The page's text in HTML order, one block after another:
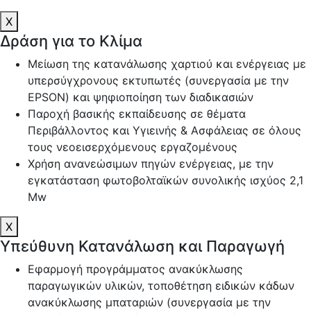
X
Δράση για το Κλίμα
Μείωση της κατανάλωσης χαρτιού και ενέργειας με
υπερσύγχρονους εκτυπωτές (συνεργασία με την
EPSON) και ψηφιοποίηση των διαδικασιών
Παροχή βασικής εκπαίδευσης σε θέματα
Περιβάλλοντος και Υγιεινής & Ασφάλειας σε όλους
τους νεοεισερχόμενους εργαζομένους
Χρήση ανανεώσιμων πηγών ενέργειας, με την
εγκατάσταση φωτοβολταϊκών συνολικής ισχύος 2,1
Mw
X
Υπεύθυνη Κατανάλωση και Παραγωγή
Εφαρμογή προγράμματος ανακύκλωσης
παραγωγικών υλικών, τοποθέτηση ειδικών κάδων
ανακύκλωσης μπαταριών (συνεργασία με την